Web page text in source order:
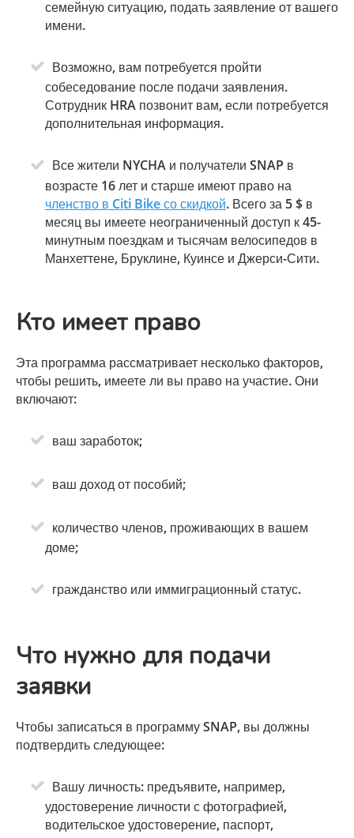
семейную ситуацию, подать заявление от вашего
имени.
Возможно, вам потребуется пройти
собеседование после подачи заявления.
Сотрудник HRA позвонит вам, если потребуется
дополнительная информация.
Все жители NYCHA и получатели SNAP в
возрасте 16 лет и старше имеют право на
членство в Citi Bike со скидкой. Всего за 5 $ в
месяц вы имеете неограниченный доступ к 45-
минутным поездкам и тысячам велосипедов в
Манхеттене, Бруклине, Куинсе и Джерси-Сити.
Кто имеет право
Эта программа рассматривает несколько факторов,
чтобы решить, имеете ли вы право на участие. Они
включают:
ваш заработок;
ваш доход от пособий;
количество членов, проживающих в вашем
доме;
гражданство или иммиграционный статус.
Что нужно для подачи
заявки
Чтобы записаться в программу SNAP, вы должны
подтвердить следующее:
Вашу личность: предъявите, например,
удостоверение личности с фотографией,
водительское удостоверение, паспорт,